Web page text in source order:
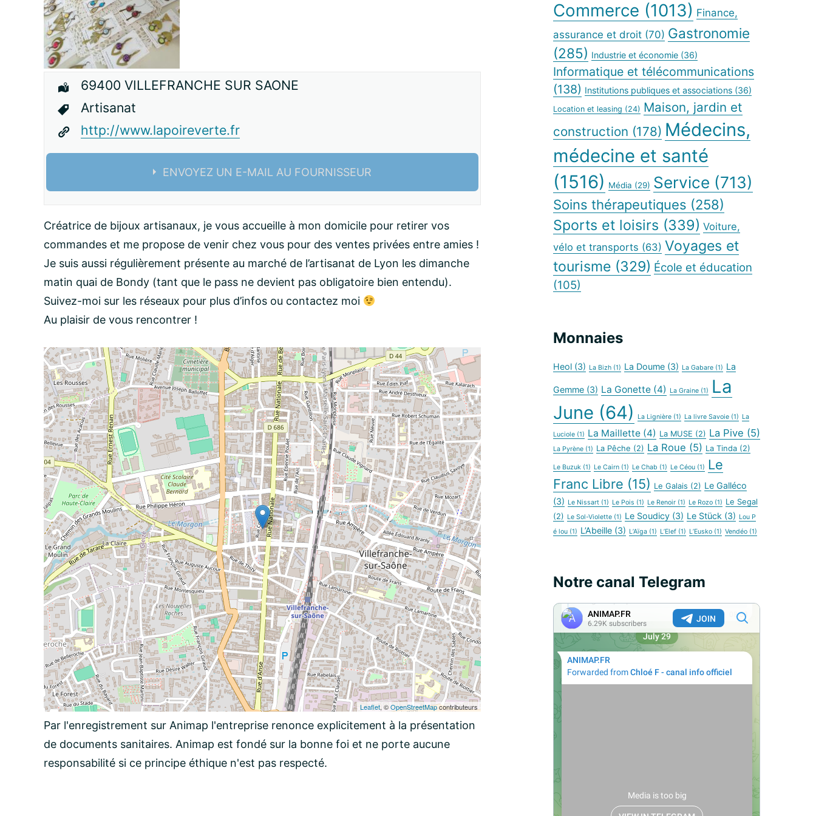
69400 VILLEFRANCHE SUR SAONE
Artisanat
http://www.lapoireverte.fr
ENVOYEZ UN E-MAIL AU FOURNISSEUR
email:
Message:
Créatrice de bijoux artisanaux, je vous accueille à mon domicile pour retirer vos
commandes et me propose de venir chez vous pour des ventes privées entre amies !
Je suis aussi régulièrement présente au marché de l’artisanat de Lyon les dimanche
matin quai de Bondy (tant que le pass ne devient pas obligatoire bien entendu).
Suivez-moi sur les réseaux pour plus d’infos ou contactez moi
Au plaisir de vous rencontrer !
Leaflet, ©OpenStreetMapcontributeurs
Par l'enregistrement sur Animap l'entreprise renonce explicitement à la présentation
de documents sanitaires. Animap est fondé sur la bonne foi et ne porte aucune
responsabilité si ce principe éthique n'est pas respecté.
Commerce (1013) Finance,
assurance et droit (70) Gastronomie
(285) Industrie et économie (36)
Informatique et télécommunications
(138) Institutions publiques et associations (36)
Location et leasing (24) Maison, jardin et
construction (178) Médecins,
médecine et santé
(1516) Média (29) Service (713)
Soins thérapeutiques (258)
Sports et loisirs (339) Voiture,
vélo et transports (63) Voyages et
tourisme (329) École et éducation
(105)
Monnaies
Heol (3) La Bizh (1) La Doume (3) La Gabare (1) La
Gemme (3) La Gonette (4) La Graine (1)
La
June (64) La Lignière (1) La livre Savoie (1) La
Luciole (1) La Maillette (4) La MUSE (2) La Pive (5)
La Pyrène (1) La Pêche (2) La Roue (5) La Tinda (2)
Le Buzuk (1) Le Cairn (1) Le Chab (1) Le Céou (1)
Le
Franc Libre (15) Le Galais (2) Le Galléco
(3) Le Nissart (1) Le Pois (1) Le Renoir (1) Le Rozo (1) Le Segal
(2) Le Sol-Violette (1) Le Soudicy (3) Le Stück (3) Lou P
é lou (1) L’Abeille (3) L’Aïga (1) L’Elef (1) L’Eusko (1) Vendéo (1)
Notre canal Telegram